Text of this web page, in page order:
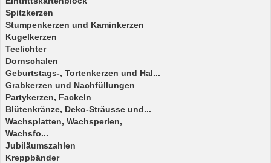
Spitzkerzen
Stumpenkerzen und Kaminkerzen
Kugelkerzen
Teelichter
Dornschalen
Geburtstags-, Tortenkerzen und Hal...
Grabkerzen und Nachfüllungen
Partykerzen, Fackeln
Blütenkränze, Deko-Sträusse und...
Wachsplatten, Wachsperlen,
Wachsfo...
Jubiläumszahlen
Kreppbänder